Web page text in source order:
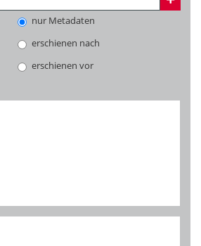
nur Metadaten
erschienen nach
erschienen vor